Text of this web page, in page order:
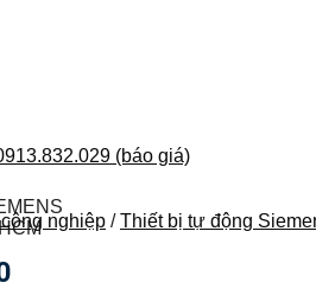
(báo giá)
nghiệp / Thiết bị tự động